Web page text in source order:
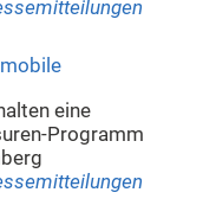
eine
Programm